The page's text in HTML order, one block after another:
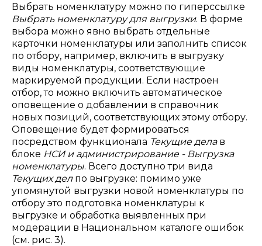
Выбрать номенклатуру можно по гиперссылке
Выбрать номенклатуру для выгрузки. В форме
выбора можно явно выбрать отдельные
карточки номенклатуры или заполнить список
по отбору, например, включить в выгрузку
виды номенклатуры, соответствующие
маркируемой продукции. Если настроен
отбор, то можно включить автоматическое
оповещение о добавлении в справочник
новых позиций, соответствующих этому отбору.
Оповещение будет формироваться
посредством функционала Текущие делав
блоке НСИ и администрирование - Выгрузка
номенклатуры. Всего доступно три вида
Текущих дел по выгрузке: помимо уже
упомянутой выгрузки новой номенклатуры по
отбору это подготовка номенклатуры к
выгрузке и обработка выявленных при
модерации в Национальном каталоге ошибок
(см. рис. 3).